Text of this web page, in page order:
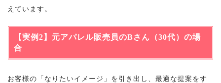
えています。
【実例2】元アパレル販売員のBさん（30代）の場
合
お客様の「なりたいイメージ」を引き出し、最適な提案をす